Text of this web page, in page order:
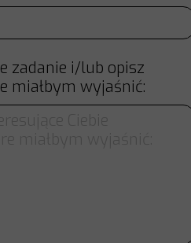
zadanie i/lub opisz
miałbym wyjaśnić: